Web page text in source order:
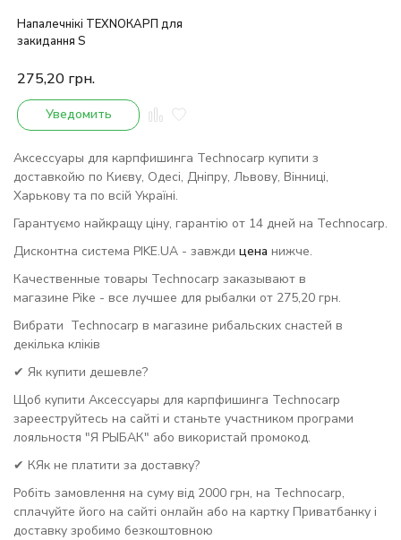
Напалечнікі ТЕХNОКАРП для
закидання S
275,20 грн.
Уведомить
Аксессуары для карпфишинга Technocarp купити з
доставкойю по Києву, Одесі, Дніпру, Львову, Вінниці,
Харькову та по всій Україні.
Гарантуємо найкращу ціну, гарантію от 14 дней на Technocarp.
Дисконтна система PIKE.UA - завжди цена нижче.
Качественные товары Technocarp заказывают в
магазине Pike - все лучшее для рыбалки от 275,20 грн.
Вибрати Technocarp в магазине рибальских снастей в
декілька кліків
✔ Як купити дешевле?
Щоб купити Аксессуары для карпфишинга Technocarp
зарееструйтесь на сайті и станьте участником програми
лояльностя "Я РЫБАК" або використай промокод.
✔ КЯк не платити за доставку?
Робіть замовлення на суму від 2000 грн, на Technocarp,
сплачуйте його на сайті онлайн або на картку Приватбанку і
доставку зробимо безкоштовною